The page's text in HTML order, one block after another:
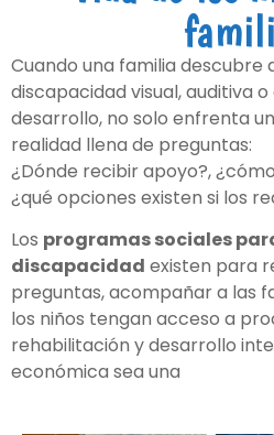
Cuando una familia descubre
discapacidad visual, auditiva
desarrollo, no solo enfrenta
realidad llena de preguntas:
¿Dónde recibir apoyo?,
¿qué opciones existen si los
Los programas sociales
discapacidad existen para
preguntas, acompañar a las
los niños tengan acceso a
rehabilitación y desarrollo
económica sea una